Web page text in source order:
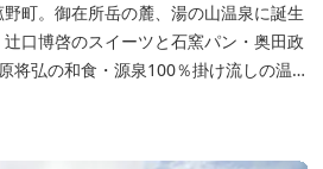
町。御在所岳の麓、湯の山温泉に誕生
口博啓のスイーツと石窯パン・奥田政
将弘の和食・源泉100％掛け流しの温
ス・ギャラリーなど、様々な『癒し』
泉100%